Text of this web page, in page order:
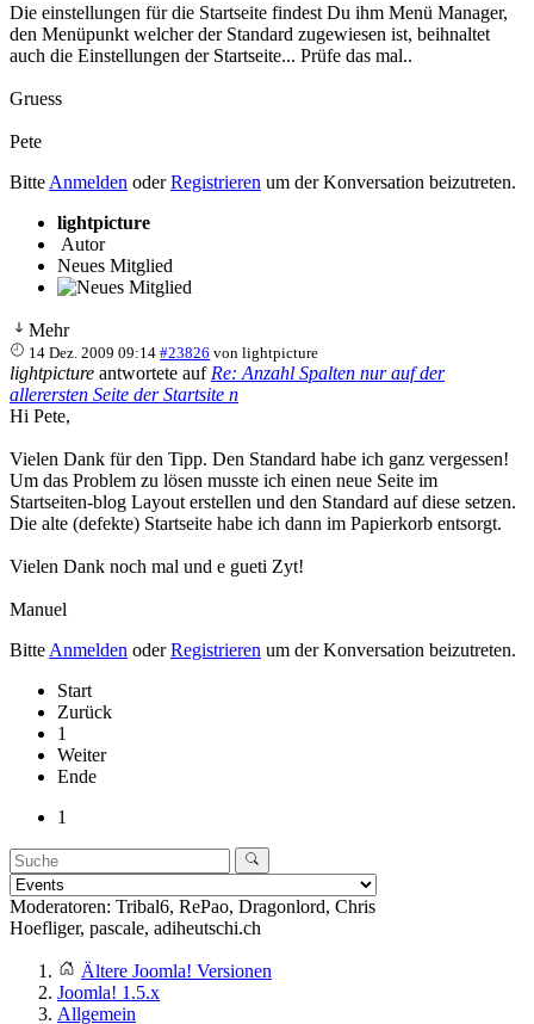
Die einstellungen für die Startseite findest Du ihm Menü Manager,
den Menüpunkt welcher der Standard zugewiesen ist, beihnaltet
auch die Einstellungen der Startseite... Prüfe das mal..
Gruess
Pete
Bitte Anmelden oderRegistrieren um der Konversation beizutreten.
lightpicture
Autor
Neues Mitglied
Mehr
14 Dez. 2009 09:14 #23826 vonlightpicture
lightpicture antwortete auf Re: Anzahl Spalten nur auf der
allerersten Seite der Startsite n
Hi Pete,
Vielen Dank für den Tipp. Den Standard habe ich ganz vergessen!
Um das Problem zu lösen musste ich einen neue Seite im
Startseiten-blog Layout erstellen und den Standard auf diese setzen.
Die alte (defekte) Startseite habe ich dann im Papierkorb entsorgt.
Vielen Dank noch mal und e gueti Zyt!
Manuel
Bitte Anmelden oderRegistrieren um der Konversation beizutreten.
Start
Zurück
1
Weiter
Ende
1
Moderatoren: Tribal6, RePao, Dragonlord, Chris
Hoefliger, pascale, adiheutschi.ch
Ältere Joomla! Versionen
Joomla! 1.5.x
Allgemein